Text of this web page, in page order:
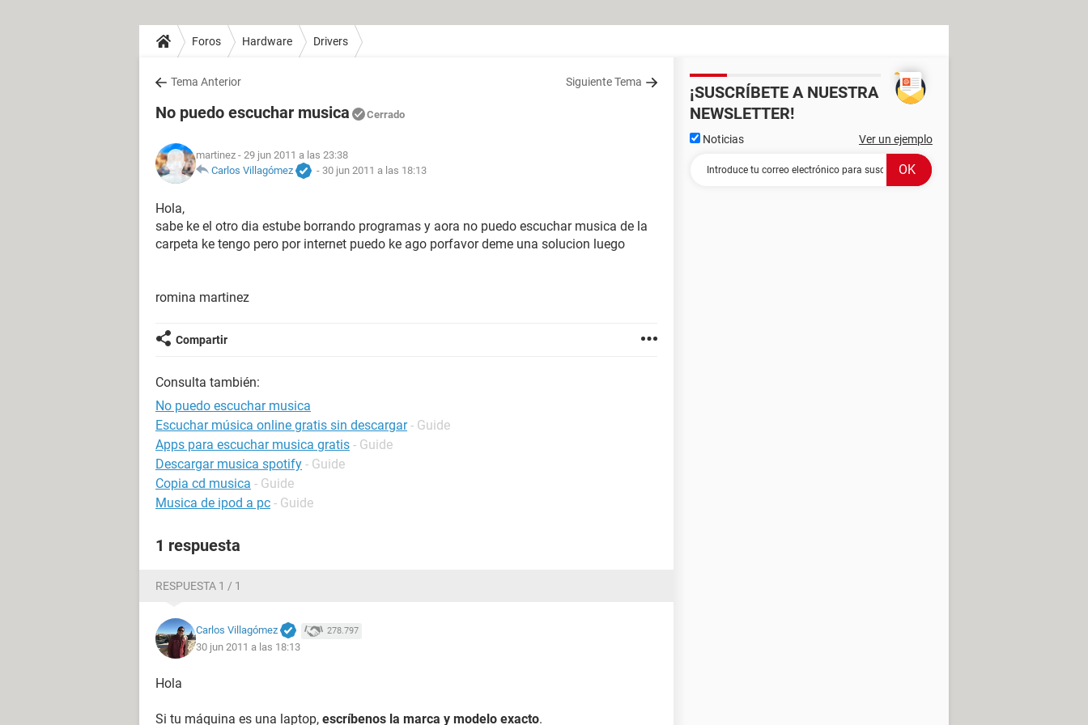
Foros Hardware Drivers
Tema Anterior Siguiente Tema
No puedo escuchar musica Cerrado
martinez - 29 jun 2011 a las 23:38
Carlos Villagómez
- 30 jun 2011 a las 18:13
Hola,
sabe ke el otro dia estube borrando programas y aora no puedo escuchar musica de la
carpeta ke tengo pero por internet puedo ke ago porfavor deme una solucion luego
romina martinez
Compartir
Consulta también:
No puedo escuchar musica
Escuchar música online gratis sin descargar - Guide
Apps para escuchar musica gratis - Guide
Descargar musica spotify - Guide
Copia cd musica - Guide
Musica de ipod a pc - Guide
1 respuesta
RESPUESTA 1 / 1
Carlos Villagómez 278.797
30 jun 2011 a las 18:13
Hola
Si tu máquina es una laptop, escríbenos la marca y modelo exacto.
¡SUSCRÍBETE A NUESTRA
NEWSLETTER!
Noticias Ver un ejemplo